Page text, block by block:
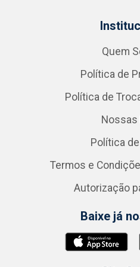
Quem
Política de
Política de
Nossas
Política
Termos e
Autorização
Baixe já